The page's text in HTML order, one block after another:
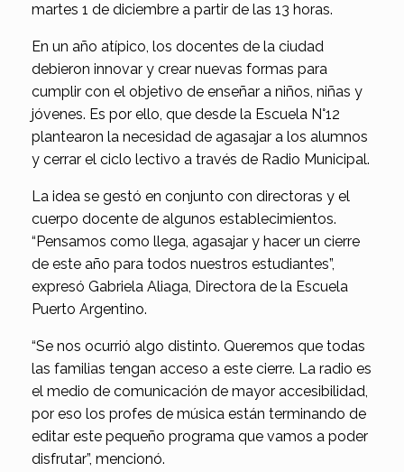
martes 1 de diciembre a partir de las 13 horas.
En un año atípico, los docentes de la ciudad
debieron innovar y crear nuevas formas para
cumplir con el objetivo de enseñar a niños, niñas y
jóvenes. Es por ello, que desde la Escuela N°12
plantearon la necesidad de agasajar a los alumnos
y cerrar el ciclo lectivo a través de Radio Municipal.
La idea se gestó en conjunto con directoras y el
cuerpo docente de algunos establecimientos.
“Pensamos como llega, agasajar y hacer un cierre
de este año para todos nuestros estudiantes”,
expresó Gabriela Aliaga, Directora de la Escuela
Puerto Argentino.
“Se nos ocurrió algo distinto. Queremos que todas
las familias tengan acceso a este cierre. La radio es
el medio de comunicación de mayor accesibilidad,
por eso los profes de música están terminando de
editar este pequeño programa que vamos a poder
disfrutar”, mencionó.